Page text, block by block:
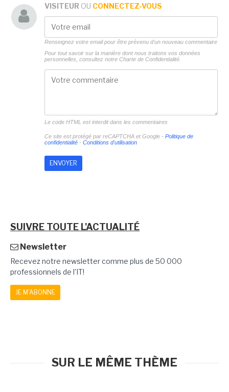
VISITEUR OU CONNECTEZ-VOUS
Renseignez votre email pour être prévenu d'un nouveau commentaire
Pour tout savoir sur la manière dont nous traitons vos données
personnelles, consultez notre Charte de Confidentialité.
Le code HTML est interdit dans les commentaires
Ce site est protégé par reCAPTCHA et Google - Politique de
confidentialité- Conditions d'utilisation
SUIVRE TOUTE L'ACTUALITÉ
Newsletter
Recevez notre newsletter comme plus de 50 000
professionnels de l'IT!
JE M'ABONNE
SUR LE MÊME THÈME